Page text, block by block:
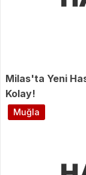
Milas'ta Yeni
Kolay!
Muğla